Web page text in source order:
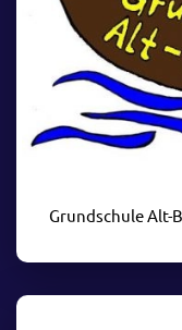
Grundschule Alt-